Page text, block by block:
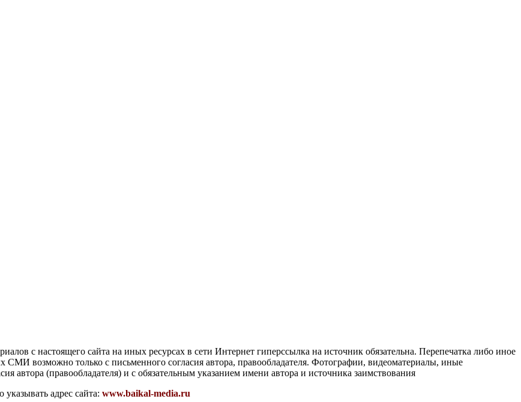
с настоящего сайта на иных ресурсах в сети Интернет гиперссылка на источник обязательна. Перепечатка либо иное
СМИ возможно только с письменного согласия автора, правообладателя. Фотографии, видеоматериалы, иные
автора (правообладателя) и с обязательным указанием имени автора и источника заимствования
адрес сайта: www.baikal-media.ru